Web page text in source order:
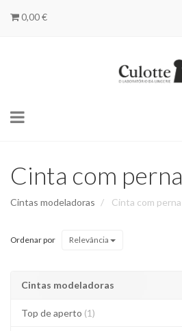
0,00 €
Toggle
Cinta com perna
Cintas modeladoras Cinta com perna
Ordenar por Relevância
Cintas modeladoras
Top de aperto (1)